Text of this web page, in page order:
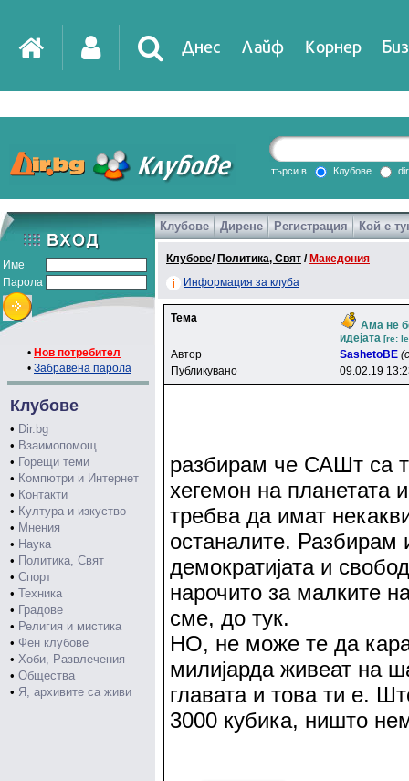
Днес Лайф Корнер
DirTV Impressio
Games
търси в Клубове
Име
Парола
• Нов потребител
• Забравена парола
Клубове
• Dir.bg
• Взаимопомощ
• Горещи теми
• Компютри и Интернет
• Контакти
• Култура и изкуство
• Мнения
• Наука
• Политика, Свят
• Спорт
• Техника
• Градове
• Религия и мистика
• Фен клубове
• Хоби, Развлечения
• Общества
• Я, архивите са живи
Клубове Дирене Регистрация Кой е
Клубове/ Политика, Свят / Македония
Информация за клуба
Тема
Ама не
идејата [re:
Автор SashetoBE
Публикувано
09.02.19
разбирам че САШт са
хегемон на планетата
требва да имат
останалите. Разбирам
демократијата и
нарочито за малките
сме, до тук.
НО, не може те да
милијарда живеат на
главата и това ти е.
3000 кубика, ништо